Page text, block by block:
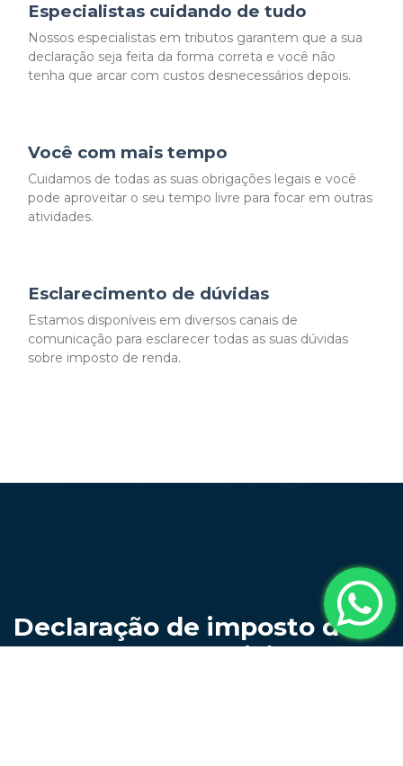
Especialistas cuidando de tudo
Nossos especialistas em tributos garantem que a sua
declaração seja feita da forma correta e você não
tenha que arcar com custos desnecessários depois.
Você com mais tempo
Cuidamos de todas as suas obrigações legais e você
pode aproveitar o seu tempo livre para focar em outras
atividades.
Esclarecimento de dúvidas
Estamos disponíveis em diversos canais de
comunicação para esclarecer todas as suas dúvidas
sobre imposto de renda.
Declaração de imposto de
renda segura e eficiente